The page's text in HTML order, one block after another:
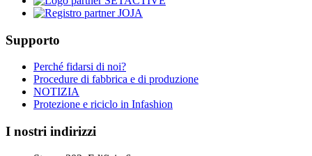
Supporto
Perché fidarsi di noi?
Procedure di fabbrica e di produzione
NOTIZIA
Protezione e riciclo in Infashion
I nostri indirizzi